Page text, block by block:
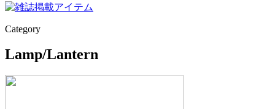
Category
Lamp/Lantern